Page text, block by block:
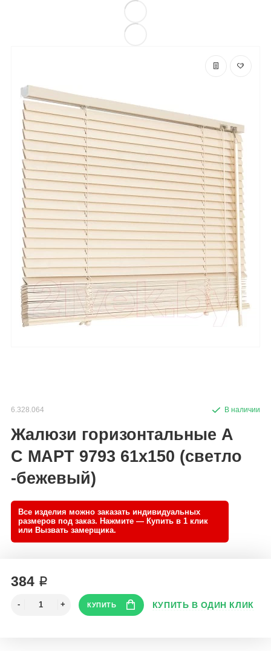
6.328.064
Жалюзи горизонтальные А
С МАРТ 9793 61x150 (светло
-бежевый)
384 ₽